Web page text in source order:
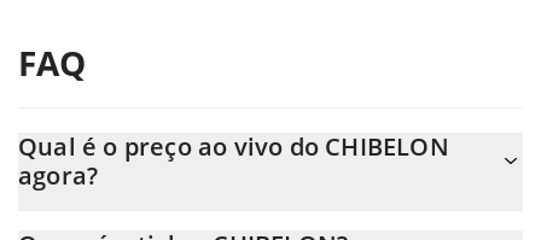
FAQ
Qual é o preço ao vivo do CHIBELON
agora?